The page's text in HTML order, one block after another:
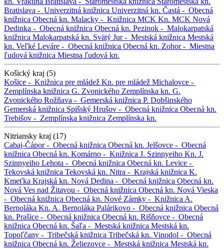
Bratislava - Univerzitná knižnica Univerzitná kn. Častá - Obecná
knižnica Obecná kn. Malacky - Knižnica MCK Kn. MCK Nová
Dedinka - Obecná knižnica Obecná kn. Pezinok - Malokarpatská
knižnica Malokarpatská kn. Svätý Jur - Mestská knižnica Mestská
kn. Veľké Leváre - Obecná knižnica Obecná kn. Zohor - Miestna
ľudová knižnica Miestna ľudová kn.
Košický kraj (5)
Košice - Knižnica pre mládež Kn. pre mládež Michalovce -
Zemplínska knižnica G. Zvonického Zemplínska kn. G.
Zvonického Rožňava - Gemerská knižnica P. Dobšinského
Gemerská knižnica Spišský Hrušov - Obecná knižnica Obecná kn.
Trebišov - Zemplínska knižnica Zemplínska kn.
Nitriansky kraj (17)
Cabaj-Čápor - Obecná knižnica Obecná kn. Jelšovce - Obecná
knižnica Obecná kn. Komárno - Knižnica J. Szinnyeiho Kn. J.
Szinnyeiho Lehota - Obecná knižnica Obecná kn. Levice -
Tekovská knižnica Tekovská kn. Nitra - Krajská knižnica K.
Kmeťka Krajská kn. Nová Dedina - Obecná knižnica Obecná kn.
Nová Ves nad Žitavou - Obecná knižnica Obecná kn. Nová Vieska
- Obecná knižnica Obecná kn. Nové Zámky - Knižnica A.
Bernoláka Kn. A. Bernoláka Palárikovo - Obecná knižnica Obecná
kn. Prašice - Obecná knižnica Obecná kn. Rišňovce - Obecná
knižnica Obecná kn. Šaľa - Mestská knižnica Mestská kn.
Topoľčany - Tribečská knižnica Tribečská kn. Vinodol - Obecná
knižnica Obecná kn. Želiezovce - Mestská knižnica Mestská kn.